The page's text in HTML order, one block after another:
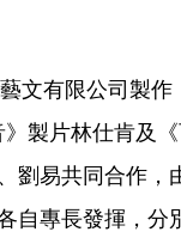
文有限公司製作
製片林仕肯及
劉易共同合作，
自專長發揮，分